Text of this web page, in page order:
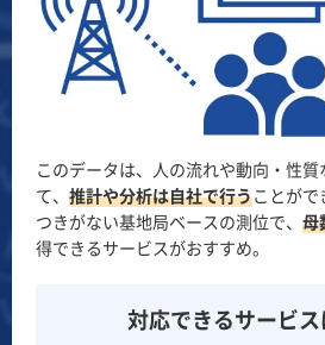
このデータは、人の流れや動向・性
て、 推計や分析は自社で行うことが
つきがない基地局ベースの測位で、 母
得できるサービスがおすすめ。
対応できるサービス